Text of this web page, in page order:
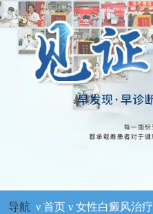
导航 ν 首页ν 女性白癜风治疗